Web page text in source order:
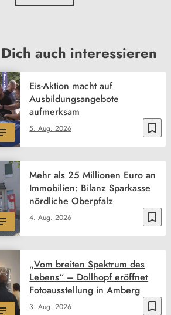
auch interessieren
bookmark_border
5. Aug. 2026
Eis-Aktion macht auf
Ausbildungsangebote
aufmerksam
bookmark_border
4. Aug. 2026
Mehr als 25 Millionen Euro an
Immobilien: Bilanz Sparkasse
nördliche Oberpfalz
bookmark_border
3. Aug. 2026
„Vom breiten Spektrum des
Lebens“ – Dollhopf eröffnet
Fotoausstellung in Amberg